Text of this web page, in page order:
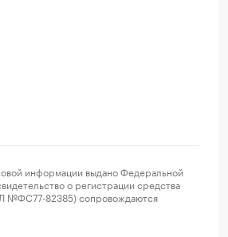
информации выдано Федеральной
о регистрации средства
№ФС77-82385) сопровождаются